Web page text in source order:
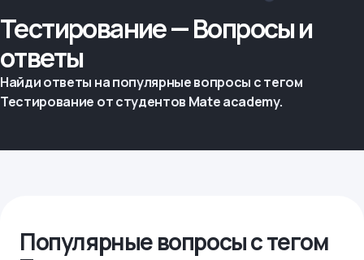
Тестирование — Вопросы и
ответы
Найди ответы на популярные вопросы с тегом
Тестирование от студентов Mate academy.
Популярные вопросы с тегом